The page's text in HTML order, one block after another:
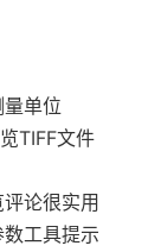
单位
TIFF文件
论很实用
工具提示